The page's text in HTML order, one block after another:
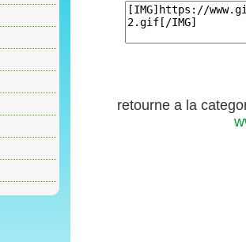
retourne a la